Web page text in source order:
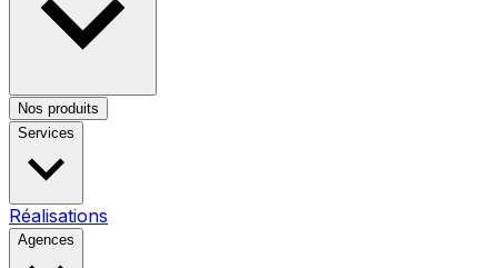
Nos produits
Services
Réalisations
Agences